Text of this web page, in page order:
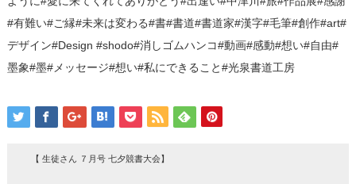
#有難い#ご縁#未来は変わる#書#書道#書道家#漢字#毛筆#創作#art#
デザイン#Design #shodo#消しゴムハンコ#動画#感動#想い#自由#
墨象#墨#メッセージ#想い#私にできること#光泉書道工房
【 生徒さん ７月号 七夕競書大会】